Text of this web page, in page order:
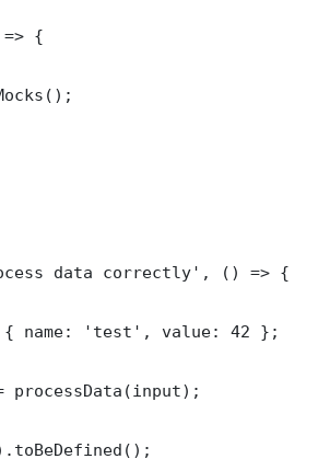
=> {
data correctly', () => {
{ name: 'test', value: 42 };